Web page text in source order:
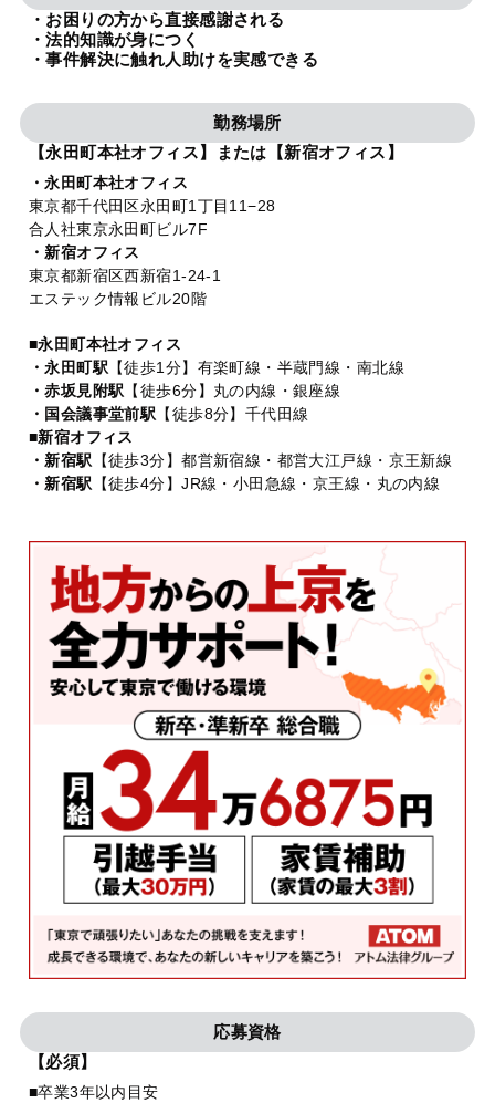
・お困りの方から直接感謝される
・法的知識が身につく
・事件解決に触れ人助けを実感できる
勤務場所
【永田町本社オフィス】または【新宿オフィス】
・永田町本社オフィス
東京都千代田区永田町1丁目11−28
合人社東京永田町ビル7F
・新宿オフィス
東京都新宿区西新宿1-24-1
エステック情報ビル20階
■永田町本社オフィス
・永田町駅 【徒歩1分】有楽町線・半蔵門線・南北線
・赤坂見附駅 【徒歩6分】丸の内線・銀座線
・国会議事堂前駅 【徒歩8分】千代田線
■新宿オフィス
・新宿駅 【徒歩3分】都営新宿線・都営大江戸線・京王新線
・新宿駅 【徒歩4分】JR線・小田急線・京王線・丸の内線
応募資格
【必須】
■卒業3年以内目安